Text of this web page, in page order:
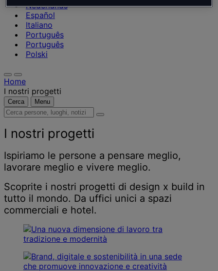
Nederlands
Español
Italiano
Português
Português
Polski
Home
I nostri progetti
Cerca Menu
Cerca
luoghi,
notizie
e
approfondimenti
I nostri progetti
Ispiriamo le persone a pensare meglio,
lavorare meglio e vivere meglio.
Scoprite i nostri progetti di design x build in
tutto il mondo. Da uffici unici a spazi
commerciali e hotel.